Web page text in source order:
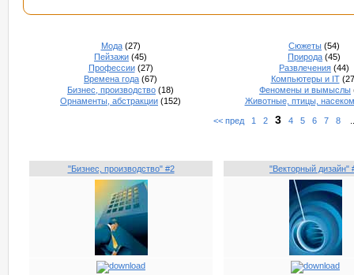
Мода(27) Сюжеты (54)
Пейзажи (45) Природа (45)
Профессии(27) Развлечения (44)
Времена года (67) Компьютеры и IT
Бизнес, производство (18) Феномены и вымыслы
Орнаменты, абстракции (152) Животные, птицы,
<< пред 1 2 3 4 5 6 7 8
"Бизнес, производство" #2 "Векторный дизайн"